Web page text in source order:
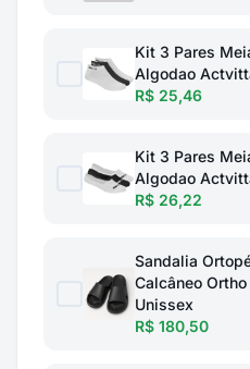
Kit 3 Pares
Algodao
R$ 25,46
Kit 3 Pares
Algodao
R$ 26,22
Sandalia
Calcâneo
Unissex
R$ 180,50